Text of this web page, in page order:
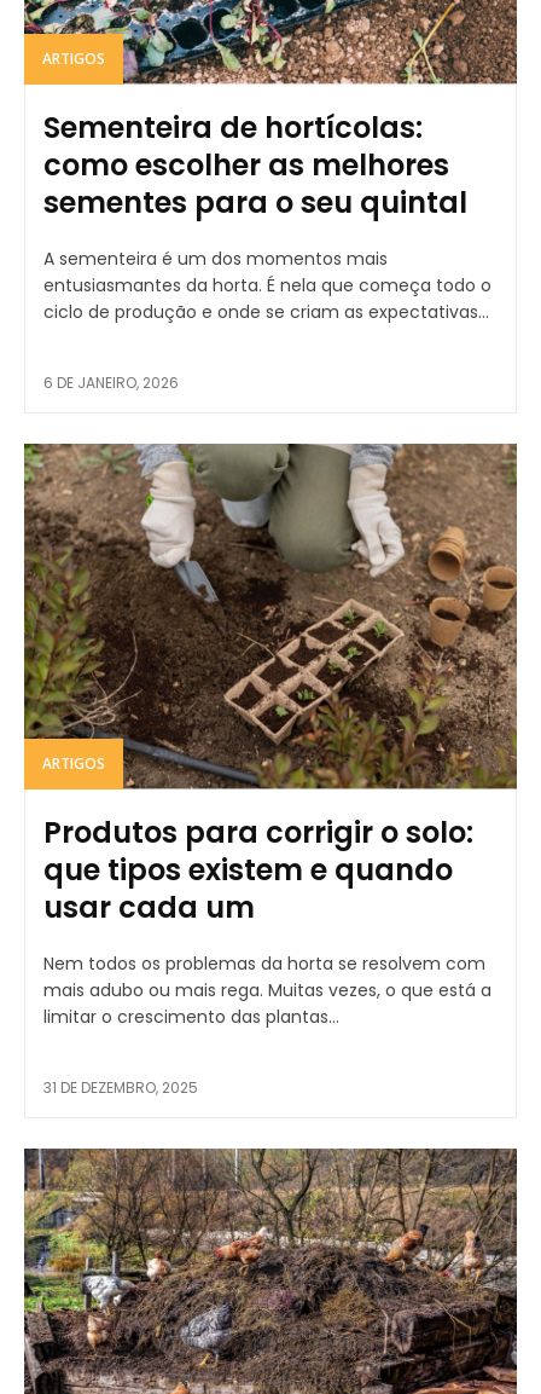
ARTIGOS
Sementeira de hortícolas:
como escolher as melhores
sementes para o seu quintal
A sementeira é um dos momentos mais
entusiasmantes da horta. É nela que começa todo o
ciclo de produção e onde se criam as expectativas...
6 DE JANEIRO, 2026
ARTIGOS
Produtos para corrigir o solo:
que tipos existem e quando
usar cada um
Nem todos os problemas da horta se resolvem com
mais adubo ou mais rega. Muitas vezes, o que está a
limitar o crescimento das plantas...
31 DE DEZEMBRO, 2025